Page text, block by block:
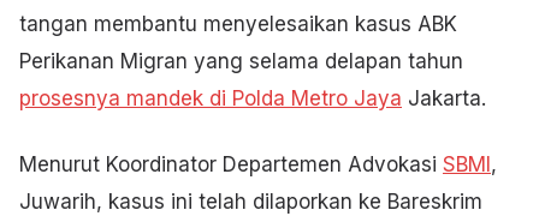
tangan membantu menyelesaikan kasus ABK
Perikanan Migran yang selama delapan tahun
prosesnya mandek di Polda Metro Jaya Jakarta.
Menurut Koordinator Departemen Advokasi SBMI,
Juwarih, kasus ini telah dilaporkan ke Bareskrim